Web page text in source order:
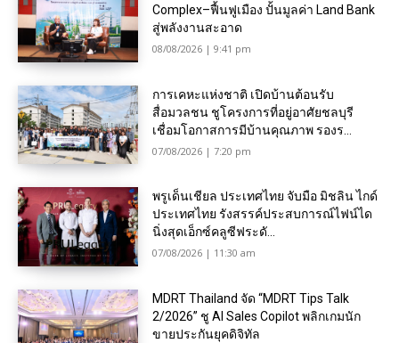
Complex–ฟื้นฟูเมือง ปั้นมูลค่า Land Bank
สู่พลังงานสะอาด
08/08/2026 | 9:41 pm
การเคหะแห่งชาติ เปิดบ้านต้อนรับ
สื่อมวลชน ชูโครงการที่อยู่อาศัยชลบุรี
เชื่อมโอกาสการมีบ้านคุณภาพ รองร...
07/08/2026 | 7:20 pm
พรูเด็นเชียล ประเทศไทย จับมือ มิชลิน ไกด์
ประเทศไทย รังสรรค์ประสบการณ์ไฟน์ได
นิ่งสุดเอ็กซ์คลูซีฟระดั...
07/08/2026 | 11:30 am
MDRT Thailand จัด “MDRT Tips Talk
2/2026” ชู AI Sales Copilot พลิกเกมนัก
ขายประกันยุคดิจิทัล